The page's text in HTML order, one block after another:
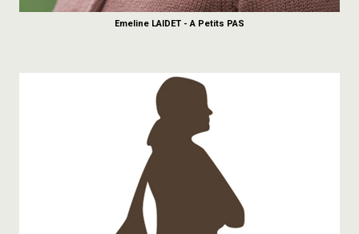
Emeline LAIDET - A Petits PAS